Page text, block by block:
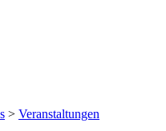
> Veranstaltungen